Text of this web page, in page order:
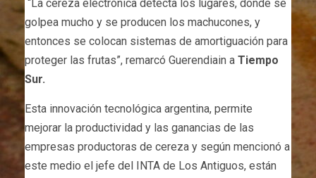
“La cereza electrónica detecta los lugares, donde se
golpea mucho y se producen los machucones, y
entonces se colocan sistemas de amortiguación para
proteger las frutas”, remarcó Guerendiain a Tiempo
Sur.
Esta innovación tecnológica argentina, permite
mejorar la productividad y las ganancias de las
empresas productoras de cereza y según mencionó a
este medio el jefe del INTA de Los Antiguos, están